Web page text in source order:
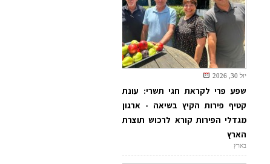
יול 30, 2026
שפע פרי לקראת חגי תשרי: עונת
קטיף פירות הקיץ בשיאה - ארגון
מגדלי הפירות קורא לרכוש תוצרת
הארץ
בארץ